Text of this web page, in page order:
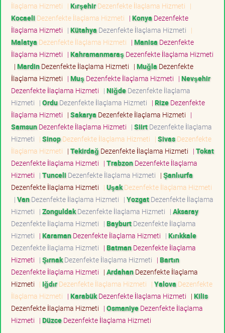
İlaçlama Hizmeti | KırşehirDezenfekte İlaçlama Hizmeti |
Kocaeli Dezenfekte İlaçlama Hizmeti | Konya Dezenfekte
İlaçlama Hizmeti | Kütahya Dezenfekte İlaçlama Hizmeti |
Malatya Dezenfekte İlaçlama Hizmeti | Manisa Dezenfekte
İlaçlama Hizmeti | Kahramanmaraş Dezenfekte İlaçlama Hizmeti
| MardinDezenfekte İlaçlama Hizmeti | Muğla Dezenfekte
İlaçlama Hizmeti | Muş Dezenfekte İlaçlama Hizmeti | Nevşehir
Dezenfekte İlaçlama Hizmeti | NiğdeDezenfekte İlaçlama
Hizmeti | OrduDezenfekte İlaçlama Hizmeti | RizeDezenfekte
İlaçlama Hizmeti | Sakarya Dezenfekte İlaçlama Hizmeti |
SamsunDezenfekte İlaçlama Hizmeti | SiirtDezenfekte İlaçlama
Hizmeti | SinopDezenfekte İlaçlama Hizmeti | SivasDezenfekte
İlaçlama Hizmeti | Tekirdağ Dezenfekte İlaçlama Hizmeti | Tokat
Dezenfekte İlaçlama Hizmeti | TrabzonDezenfekte İlaçlama
Hizmeti | Tunceli Dezenfekte İlaçlama Hizmeti | Şanlıurfa
Dezenfekte İlaçlama Hizmeti | UşakDezenfekte İlaçlama Hizmeti
| VanDezenfekte İlaçlama Hizmeti | YozgatDezenfekte İlaçlama
Hizmeti | ZonguldakDezenfekte İlaçlama Hizmeti | Aksaray
Dezenfekte İlaçlama Hizmeti | BayburtDezenfekte İlaçlama
Hizmeti | KaramanDezenfekte İlaçlama Hizmeti | Kırıkkale
Dezenfekte İlaçlama Hizmeti | BatmanDezenfekte İlaçlama
Hizmeti | ŞırnakDezenfekte İlaçlama Hizmeti | Bartın
Dezenfekte İlaçlama Hizmeti | ArdahanDezenfekte İlaçlama
Hizmeti | IğdırDezenfekte İlaçlama Hizmeti | Yalova Dezenfekte
İlaçlama Hizmeti | KarabükDezenfekte İlaçlama Hizmeti | Kilis
Dezenfekte İlaçlama Hizmeti | OsmaniyeDezenfekte İlaçlama
Hizmeti | DüzceDezenfekte İlaçlama Hizmeti